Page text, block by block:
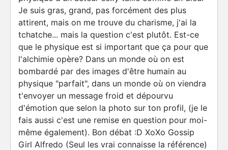
Je suis gras, grand, pas forcément des plus
attirent, mais on me trouve du charisme, j'ai la
tchatche... mais la question c'est plutôt. Est-ce
que le physique est si important que ça pour que
l'alchimie opère? Dans un monde où on est
bombardé par des images d'être humain au
physique "parfait", dans un monde où on viendra
t'envoyer un message froid et dépourvu
d'émotion que selon la photo sur ton profil, (je le
fais aussi c'est une remise en question pour moi-
même également). Bon débat :D XoXo Gossip
Girl Alfredo (Seul les vrai connaisse la référence)